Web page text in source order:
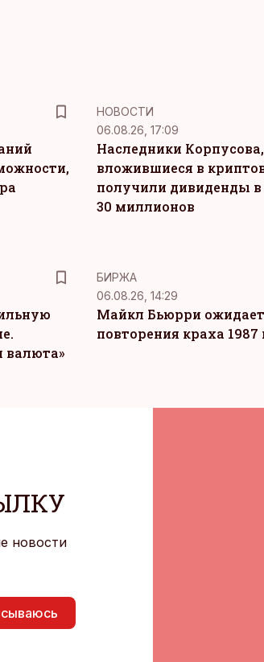
НОВОСТИ
06.08.26, 17:09
Наследники Корпусова,
вложившиеся в
получили дивиденды в
30 миллионов
валюта»
БИРЖА
06.08.26, 14:29
Майкл Бьюрри ожидает
повторения краха 1987
новости